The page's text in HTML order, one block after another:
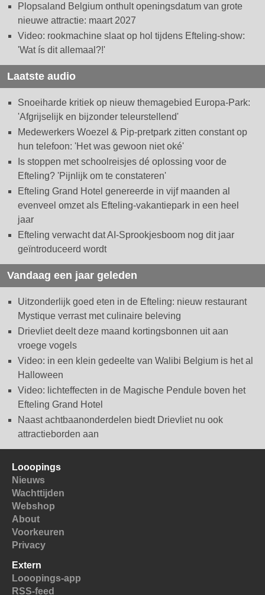
Plopsaland Belgium onthult openingsdatum van grote
nieuwe attractie: maart 2027
Video: rookmachine slaat op hol tijdens Efteling-show:
'Wat ís dit allemaal?!'
Laatste audio
Snoeiharde kritiek op nieuw themagebied Europa-Park:
'Afgrijselijk en bijzonder teleurstellend'
Medewerkers Woezel & Pip-pretpark zitten constant op
hun telefoon: 'Het was gewoon niet oké'
Is stoppen met schoolreisjes dé oplossing voor de
Efteling? 'Pijnlijk om te constateren'
Efteling Grand Hotel genereerde in vijf maanden al
evenveel omzet als Efteling-vakantiepark in een heel
jaar
Efteling verwacht dat AI-Sprookjesboom nog dit jaar
geïntroduceerd wordt
Vandaag een jaar geleden
Uitzonderlijk goed eten in de Efteling: nieuw restaurant
Mystique verrast met culinaire beleving
Drievliet deelt deze maand kortingsbonnen uit aan
vroege vogels
Video: in een klein gedeelte van Walibi Belgium is het al
Halloween
Video: lichteffecten in de Magische Pendule boven het
Efteling Grand Hotel
Naast achtbaanonderdelen biedt Drievliet nu ook
attractieborden aan
Looopings
Nieuws
Wachttijden
Webshop
About
Voorkeuren
Privacy
Extern
Looopings-app
RSS-feed